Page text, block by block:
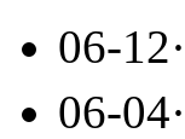
06-12·
06-04·